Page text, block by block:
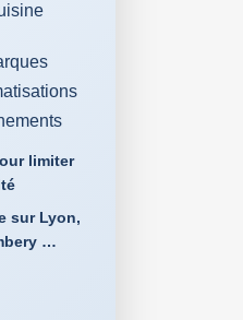
limiter
sur Lyon,
…